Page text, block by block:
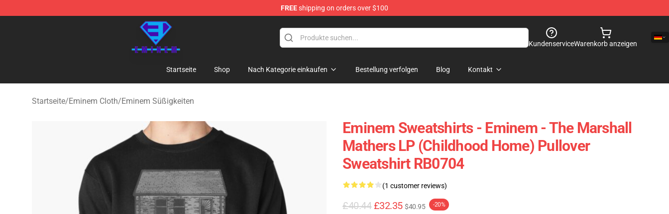
FREEshipping on orders over $100
Eminem Store - Official Eminem Merchandise Shop
KundenserviceWarenkorb anzeigen
Startseite Shop Nach Kategorie einkaufen Bestellung verfolgen Blog Kontakt
Startseite/Eminem Cloth/Eminem Süßigkeiten
Eminem Sweatshirts - Eminem - The Marshall
Mathers LP (Childhood Home) Pullover
Sweatshirt RB0704
(1 customer reviews)
£40.44 £32.35 $40.95 -20%